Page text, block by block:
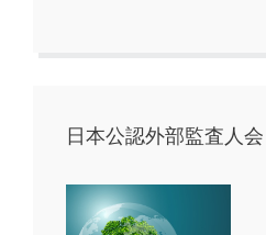
日本公認外部監査人会